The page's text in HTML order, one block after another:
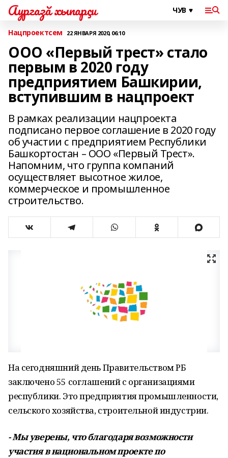
Аургазă хыпарçи
Нацпроектсем 22 ЯНВАРЯ 2020, 06:10
ООО «Первый трест» стало
первым в 2020 году
предприятием Башкирии,
вступившим в нацпроект
В рамках реализации нацпроекта
подписано первое соглашение в 2020 году
об участии с предприятием Республики
Башкортостан – ООО «Первый Трест».
Напомним, что группа компаний
осуществляет высотное жилое,
коммерческое и промышленное
строительство.
На сегодняшний день Правительством РБ
заключено 55 соглашений с организациями
республики. Это предприятия промышленности,
сельского хозяйства, строительной индустрии.
- Мы уверены, что благодаря возможности
участия в национальном проекте по